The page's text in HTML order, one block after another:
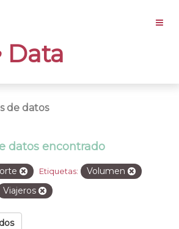
Data
de datos
datos encontrado
Etiquetas:
Volumen
Viajeros